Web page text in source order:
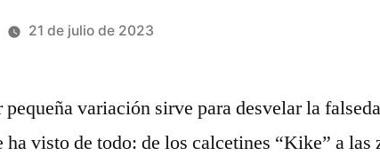
21 de julio de 2023
variación sirve para desvelar la
ha visto de todo: de los calcetines “Kike” a las